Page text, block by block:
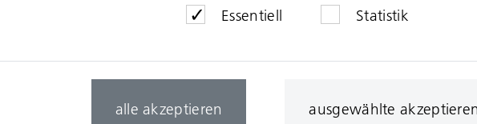
Projektsteuerung und Bauleitung mit –
der Wasserwirtschaft, der Infrastruktur,
Abfallwirtschaft.
Essentiell Statistik
alle akzeptieren ausgewählte akzeptieren